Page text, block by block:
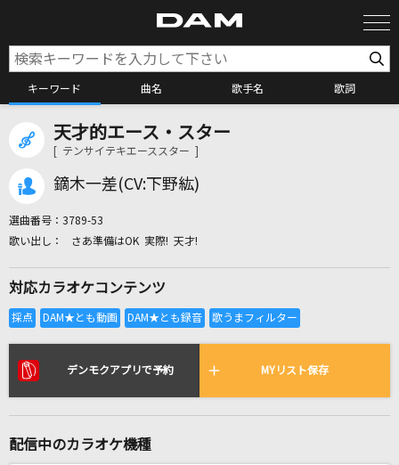
キーワード 曲名 歌手名 歌詞
カラオケ検索
カラオケ店舗検索
全国りれき
リアルタイムで歌われている曲の一覧
天才的エース・スター
[ テンサイテキエーススター ]
鏑木一差(CV:下野紘)
選曲番号： 3789-53
さあ準備はOK 実際! 天才!
対応カラオケコンテンツ
デンモクアプリで予約 MYリスト保存
配信中のカラオケ機種